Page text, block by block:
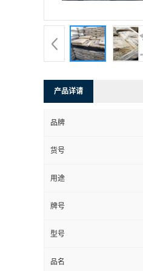
产品详请
品牌
货号
用途
牌号
型号
品名